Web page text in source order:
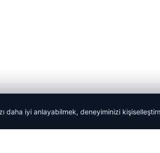
daha iyi anlayabilmek, deneyiminizi